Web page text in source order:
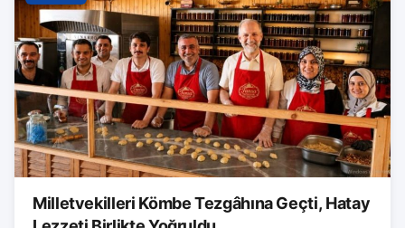
Milletvekilleri Kömbe Tezgâhına Geçti, Hatay